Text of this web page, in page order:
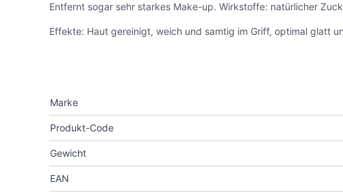
Entfernt sogar sehr starkes Make-up. Wirkstoffe: natürlicher
Effekte: Haut gereinigt, weich und samtig im Griff, optimal glatt
Marke
Produkt-Code
Gewicht
EAN